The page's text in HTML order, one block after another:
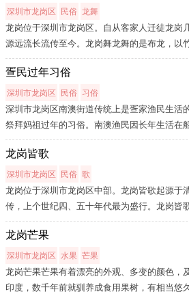
深圳市龙岗区 民俗 龙舞
龙岗位于深圳市龙岗区。自从客家人迁徒龙岗
源远流长流传至今。龙岗舞龙舞的是布龙，以
身、龙面。龙头由嘴部、前额、后脑、角、手
较大，造型复杂，颜色鲜艳，头角峥嵘，显出
前，...
疍民过年习俗
深圳市龙岗区 民俗 习俗
深圳市龙岗区南澳街道传统上是疍家渔民生活
祭拜妈祖过年的习俗。南澳渔民因长年生活在
伴，为求四季平安，每逢初一、十五便在船上
说，妈祖曾托梦给南澳一位老人，正月初二晚
风...
龙岗皆歌
深圳市龙岗区 民俗 歌
龙岗位于深圳市龙岗区中部。龙岗皆歌起源于
传，上个世纪四、五十年代最为盛行。龙岗皆
是别具一格的衬词，易于在群众中传唱，凡上
唱几句龙岗皆歌。龙岗皆歌是用客家方言演唱
龙岗芒果
深圳市龙岗区 水果 芒果
龙岗芒果芒果有着漂亮的外观、多变的颜色，
印度，数千年前就驯养成食用果树，有相当悠